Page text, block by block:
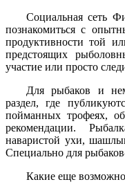
Социальная сеть
познакомиться с
продуктивности той
предстоящих
участие или просто
Для рыбаков и
раздел, где
пойманных трофеях,
рекомендации.
наваристой ухи,
Специально для
Какие еще